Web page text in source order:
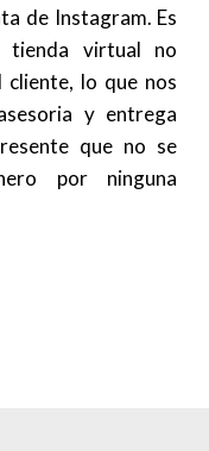
de Instagram. Es
tienda virtual no
lo que nos
y entrega
que no se
por ninguna